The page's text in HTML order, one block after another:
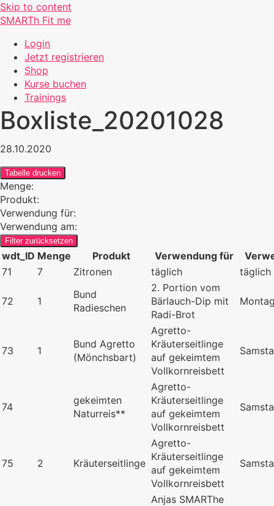
Skip to content
SMARTh Fit me
Login
Jetzt registrieren
Shop
Kurse buchen
Trainings
Boxliste_20201028
28.10.2020
Tabelle drucken
Menge:
Produkt:
Verwendung für:
Verwendung am:
Filter zurücksetzen
wdt_ID Menge Produkt Verwendung für
71
7 Zitronen täglich täglich
72 1
Bund
Radieschen
2. Portion vom
Bärlauch-Dip mit
Radi-Brot
73 1
Bund Agretto
(Mönchsbart)
Agretto-
Kräuterseitlinge
auf gekeimtem
Vollkornreisbett
74
gekeimten
Naturreis**
Agretto-
Kräuterseitlinge
auf gekeimtem
Vollkornreisbett
75 2 Kräuterseitlinge
Agretto-
Kräuterseitlinge
auf gekeimtem
Vollkornreisbett
Anjas SMARThe